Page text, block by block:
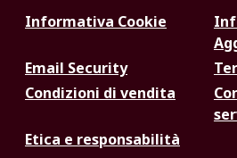
Informativa Cookie
Email Security
Condizioni di vendita
Etica e responsabilità